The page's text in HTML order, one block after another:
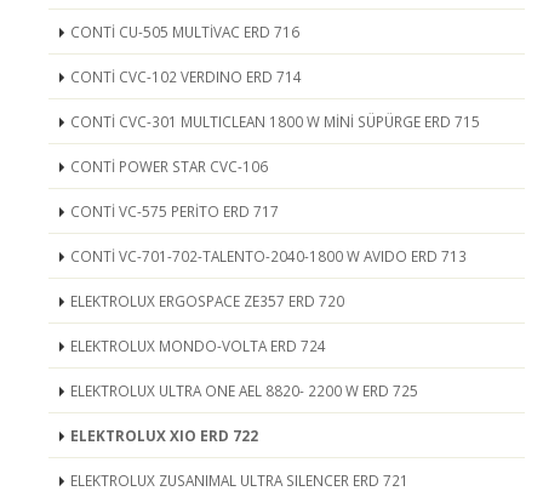
CONTİ CU-505 MULTİVAC ERD 716
CONTİ CVC-102 VERDINO ERD 714
CONTİ CVC-301 MULTICLEAN 1800 W MİNİ SÜPÜRGE ERD 715
CONTİ POWER STAR CVC-106
CONTİ VC-575 PERİTO ERD 717
CONTİ VC-701-702-TALENTO-2040-1800 W AVIDO ERD 713
ELEKTROLUX ERGOSPACE ZE357 ERD 720
ELEKTROLUX MONDO-VOLTA ERD 724
ELEKTROLUX ULTRA ONE AEL 8820- 2200 W ERD 725
ELEKTROLUX XIO ERD 722
ELEKTROLUX ZUSANIMAL ULTRA SILENCER ERD 721